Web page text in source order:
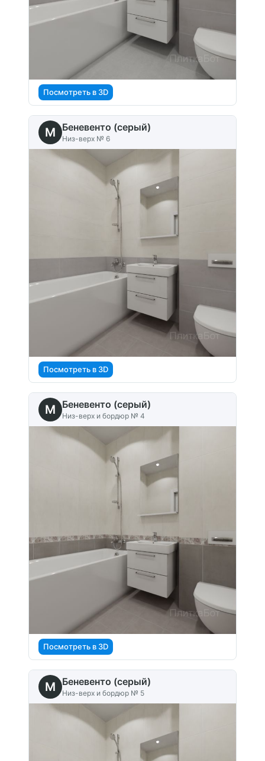
Посмотреть в 3D
M Беневенто (серый)
Низ-верх № 6
Посмотреть в 3D
M Беневенто (серый)
Низ-верх и бордюр № 4
Посмотреть в 3D
M Беневенто (серый)
Низ-верх и бордюр № 5